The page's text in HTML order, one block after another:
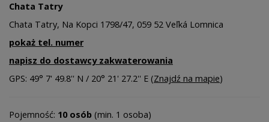
Chata Tatry
Chata Tatry, Na Kopci 1798/47, 059 52 Veľká Lomnica
pokaż tel. numer
napisz do dostawcy zakwaterowania
GPS: 49° 7' 49.8'' N / 20° 21' 27.2'' E (Znajdź na mapie)
Pojemność: 10 osób (min. 1 osoba)